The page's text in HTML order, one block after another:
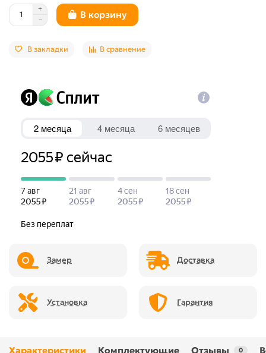
В корзину
В закладки В сравнение
Замер Доставка
Установка Гарантия
Характеристики Комплектующие Отзывы 0